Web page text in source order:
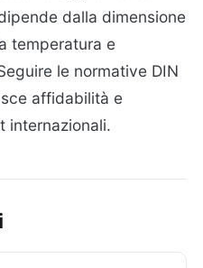
dalla dimensione
temperatura e
le normative DIN
affidabilità e
internazionali.